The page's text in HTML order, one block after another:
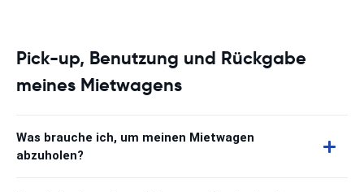
Pick-up, Benutzung und Rückgabe
meines Mietwagens
Was brauche ich, um meinen Mietwagen
abzuholen?